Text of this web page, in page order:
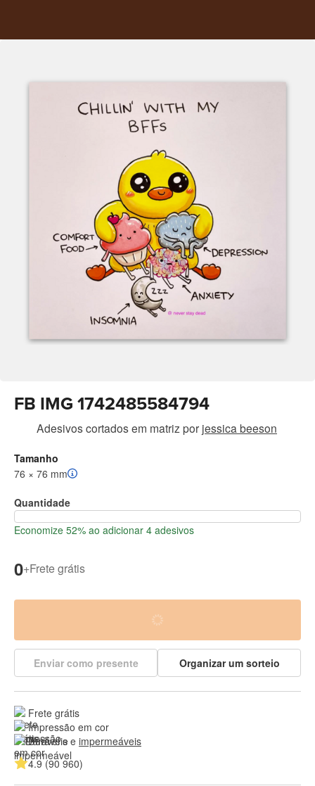
FB IMG 1742485584794
Adesivos cortados em matriz por jessica beeson
Tamanho
76 × 76 mm
Quantidade
Economize 52% ao adicionar 4 adesivos
0+Frete grátis
Enviar como presente Organizar um sorteio
Frete grátis
Impressão em cor
Duráveis e impermeáveis
4.9 (90 960)